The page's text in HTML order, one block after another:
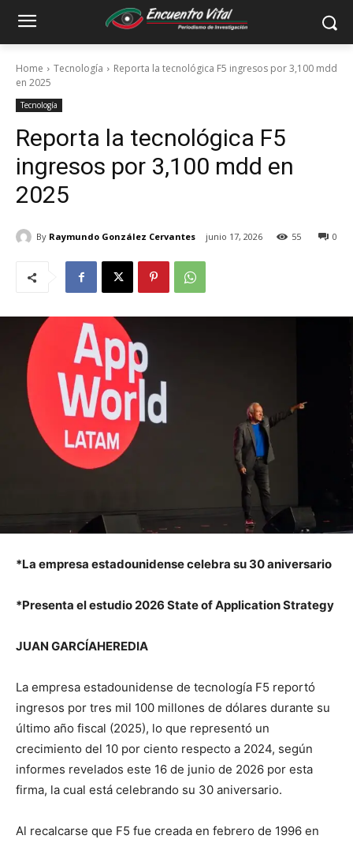
Home Tecnología
Reporta la tecnológica F5 ingresos por 3,100 mdd
en 2025
Tecnología
Reporta la tecnológica F5
ingresos por 3,100 mdd en
2025
By Raymundo González Cervantes junio 17, 2026 0
55
*La empresa estadounidense celebra su 30 aniversario
*Presenta el estudio 2026 State of Application Strategy
JUAN GARCÍAHEREDIA
La empresa estadounidense de tecnología F5 reportó
ingresos por tres mil 100 millones de dólares durante su
último año fiscal (2025), lo que representó un
crecimiento del 10 por ciento respecto a 2024, según
informes revelados este 16 de junio de 2026 por esta
firma, la cual está celebrando su 30 aniversario.
Al recalcarse que F5 fue creada en febrero de 1996 en